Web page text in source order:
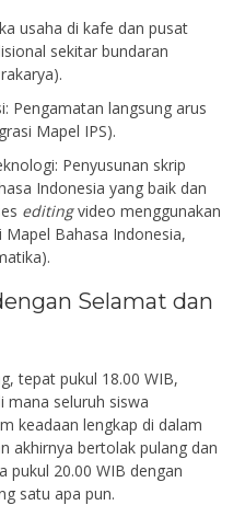
usaha di kafe dan pusat
sekitar bundaran
Pengamatan langsung arus
Mapel IPS).
Penyusunan skrip
Indonesia yang baik dan
editingvideo menggunakan
Bahasa Indonesia,
Selamat dan
tepat pukul 18.00 WIB,
mana seluruh siswa
keadaan lengkap di dalam
akhirnya bertolak pulang dan
pukul 20.00 WIB dengan
satu apa pun.